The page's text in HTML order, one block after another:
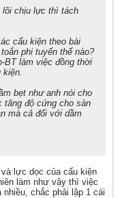
lõi chịu lực thì tách
cấu kiện theo bài
phi tuyến thế nào?
BT làm việc đồng thời
kiện.
bẹt như anh nói cho
tăng độ cứng cho sàn
mà cả đối với dầm
lực dọc của cấu kiện
làm như vậy thì việc
chắc phải lập 1 cái